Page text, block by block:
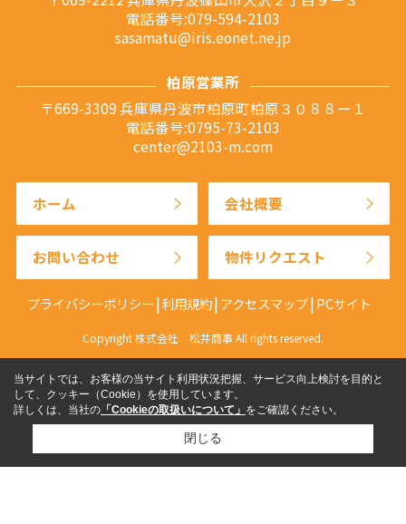
電話番号:079-594-2103
sasamatu@iris.eonet.ne.jp
柏原営業所
〒669-3309 兵庫県丹波市柏原町柏原３０８８ー１
電話番号:0795-73-2103
center@2103-m.com
ホーム 会社概要
お問い合わせ 物件リクエスト
プライバシーポリシー 利用規約 アクセスマップ PCサイト
Copyright 株式会社 松井商事 All rights reserved.
当サイトでは、お客様の当サイト利用状況把握、サービス向上検討を目的と
して、クッキー（Cookie）を使用しています。
詳しくは、当社の 「Cookieの取扱いについて」 をご確認ください。
閉じる